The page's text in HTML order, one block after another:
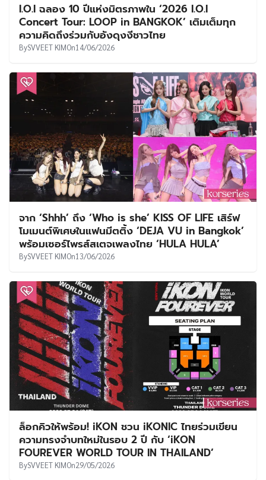
I.O.I ฉลอง 10 ปีแห่งมิตรภาพใน ‘2026 I.O.I
Concert Tour: LOOP in BANGKOK’ เติมเต็มทุก
ความคิดถึงร่วมกับอังดุงงีชาวไทย
BySVVEET KIMOn14/06/2026
จาก ‘Shhh’ ถึง ‘Who is she’ KISS OF LIFE เสิร์ฟ
โมเมนต์พิเศษในแฟนมีตติ้ง ‘DEJA VU in Bangkok’
พร้อมเซอร์ไพรส์สเตจเพลงไทย ‘HULA HULA’
BySVVEET KIMOn13/06/2026
ล็อกคิวให้พร้อม! iKON ชวน iKONIC ไทยร่วมเขียน
ความทรงจำบทใหม่ในรอบ 2 ปี กับ ‘iKON
FOUREVER WORLD TOUR IN THAILAND’
BySVVEET KIMOn29/05/2026